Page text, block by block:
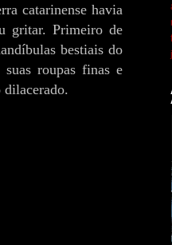
catarinense havia
gritar. Primeiro de
bestiais do
suas roupas finas e
dilacerado.